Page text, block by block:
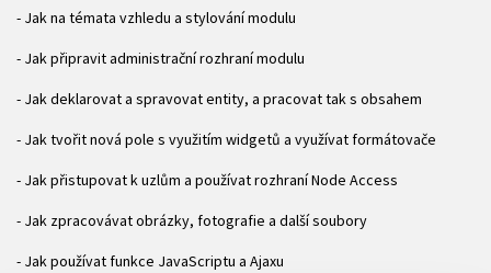
- Jak na témata vzhledu a stylování modulu
- Jak připravit administrační rozhraní modulu
- Jak deklarovat a spravovat entity, a pracovat tak s obsahem
- Jak tvořit nová pole s využitím widgetů a využívat formátovače
- Jak přistupovat k uzlům a používat rozhraní Node Access
- Jak zpracovávat obrázky, fotografie a další soubory
- Jak používat funkce JavaScriptu a Ajaxu